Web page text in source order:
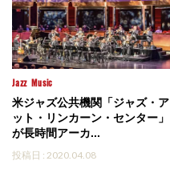
Jazz Music
米ジャズ公共機関「ジャズ・ア
ット・リンカーン・センター」
が長時間アーカ...
投稿日 : 2020.04.08